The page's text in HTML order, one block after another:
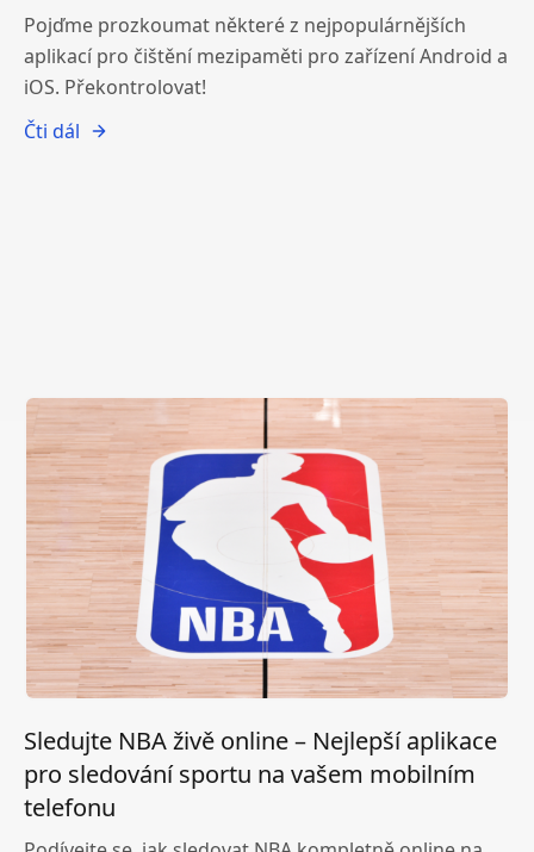
Pojďme prozkoumat některé z nejpopulárnějších
aplikací pro čištění mezipaměti pro zařízení Android a
iOS. Překontrolovat!
Čti dál
Sledujte NBA živě online – Nejlepší aplikace
pro sledování sportu na vašem mobilním
telefonu